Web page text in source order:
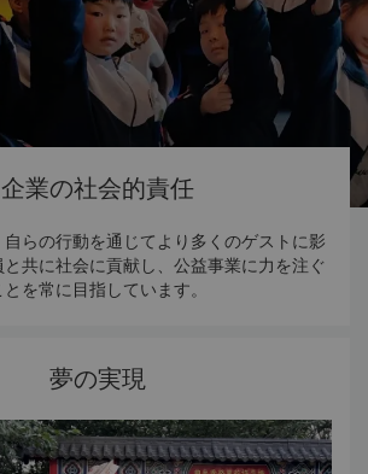
企業の社会的責任
らの行動を通じてより多くのゲストに影
共に社会に貢献し、公益事業に力を注ぐ
とを常に目指しています。
夢の実現